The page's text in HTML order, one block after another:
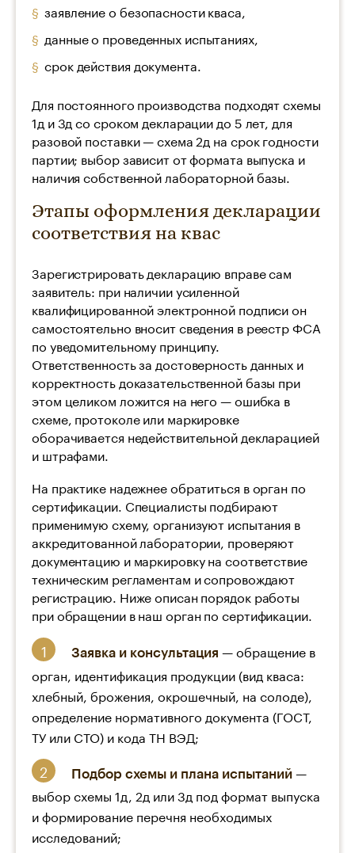
заявление о безопасности кваса,
данные о проведенных испытаниях,
срок действия документа.
Для постоянного производства подходят схемы
1д и 3д со сроком декларации до 5 лет, для
разовой поставки — схема 2д на срок годности
партии; выбор зависит от формата выпуска и
наличия собственной лабораторной базы.
Этапы оформления декларации
соответствия на квас
Зарегистрировать декларацию вправе сам
заявитель: при наличии усиленной
квалифицированной электронной подписи он
самостоятельно вносит сведения в реестр ФСА
по уведомительному принципу.
Ответственность за достоверность данных и
корректность доказательственной базы при
этом целиком ложится на него — ошибка в
схеме, протоколе или маркировке
оборачивается недействительной декларацией
и штрафами.
На практике надежнее обратиться в орган по
сертификации. Специалисты подбирают
применимую схему, организуют испытания в
аккредитованной лаборатории, проверяют
документацию и маркировку на соответствие
техническим регламентам и сопровождают
регистрацию. Ниже описан порядок работы
при обращении в наш орган по сертификации.
Заявка и консультация — обращение в
орган, идентификация продукции (вид кваса:
хлебный, брожения, окрошечный, на солоде),
определение нормативного документа (ГОСТ,
ТУ или СТО) и кода ТН ВЭД;
Подбор схемы и плана испытаний —
выбор схемы 1д, 2д или 3д под формат выпуска
и формирование перечня необходимых
исследований;